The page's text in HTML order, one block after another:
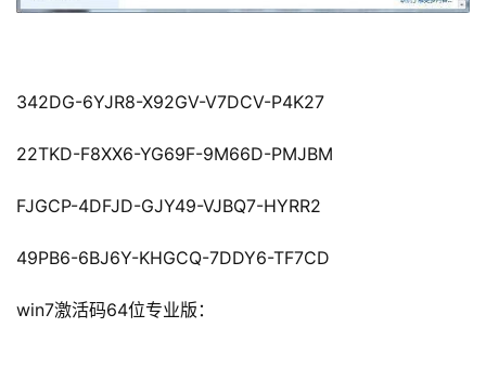
342DG-6YJR8-X92GV-V7DCV-P4K27
22TKD-F8XX6-YG69F-9M66D-PMJBM
FJGCP-4DFJD-GJY49-VJBQ7-HYRR2
49PB6-6BJ6Y-KHGCQ-7DDY6-TF7CD
win7激活码64位专业版：